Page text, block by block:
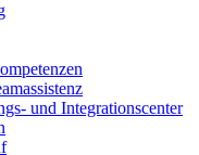
und Integrationscenter